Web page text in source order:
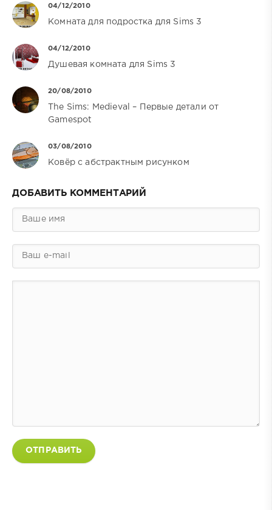
04/12/2010
Комната для подростка для Sims 3
04/12/2010
Душевая комната для Sims 3
20/08/2010
The Sims: Medieval – Первые детали от
Gamespot
03/08/2010
Ковёр с абстрактным рисунком
ДОБАВИТЬ КОММЕНТАРИЙ
ОТПРАВИТЬ